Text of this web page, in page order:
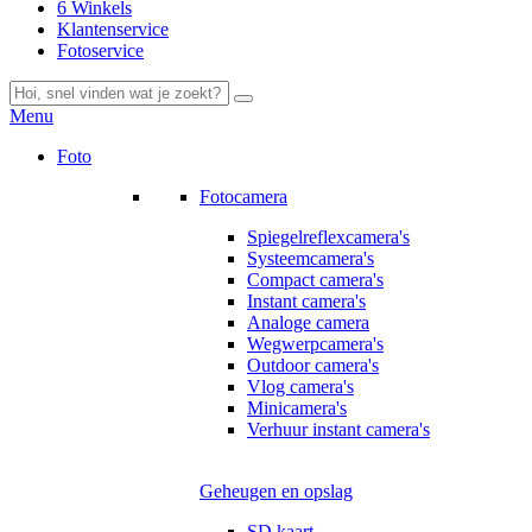
6 Winkels
Klantenservice
Fotoservice
Menu
Foto
Fotocamera
Spiegelreflexcamera's
Systeemcamera's
Compact camera's
Instant camera's
Analoge camera
Wegwerpcamera's
Outdoor camera's
Vlog camera's
Minicamera's
Verhuur instant camera's
Geheugen en opslag